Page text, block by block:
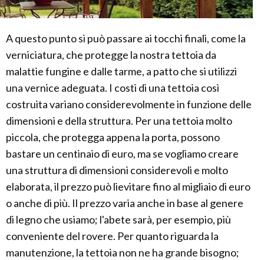
A questo punto si può passare ai tocchi finali, come la
verniciatura, che protegge la nostra tettoia da
malattie fungine e dalle tarme, a patto che si utilizzi
una vernice adeguata. I costi di una tettoia così
costruita variano considerevolmente in funzione delle
dimensioni e della struttura. Per una tettoia molto
piccola, che protegga appena la porta, possono
bastare un centinaio di euro, ma se vogliamo creare
una struttura di dimensioni considerevoli e molto
elaborata, il prezzo può lievitare fino al migliaio di euro
o anche di più. Il prezzo varia anche in base al genere
di legno che usiamo; l'abete sarà, per esempio, più
conveniente del rovere. Per quanto riguarda la
manutenzione, la tettoia non ne ha grande bisogno;